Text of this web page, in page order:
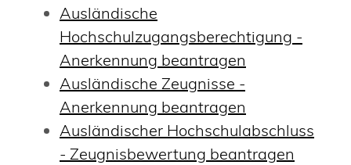
Ausländische
Hochschulzugangsberechtigung -
Anerkennung beantragen
Ausländische Zeugnisse -
Anerkennung beantragen
Ausländischer Hochschulabschluss
- Zeugnisbewertung beantragen